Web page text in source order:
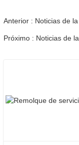
Anterior : Noticias de
Próximo : Noticias de